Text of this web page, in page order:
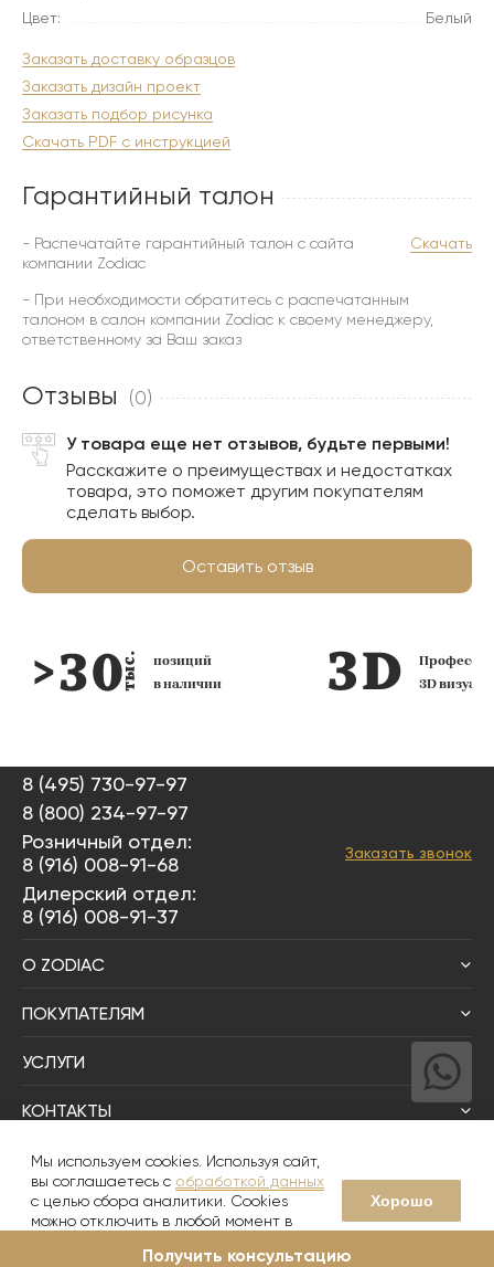
Цвет:
Белый
Заказать доставку образцов
Заказать дизайн проект
Заказать подбор рисунка
Скачать PDF с инструкцией
Гарантийный талон
- Распечатайте гарантийный талон с сайта
компании Zodiac
Скачать
- При необходимости обратитесь с распечатанным
талоном в салон компании Zodiac к своему менеджеру,
ответственному за Ваш заказ
Отзывы (0)
У товара еще нет отзывов, будьте первыми!
Расскажите о преимуществах и недостатках
товара, это поможет другим покупателям
сделать выбор.
Оставить отзыв
позиций
в наличии
3D
8 (495) 730-97-97
8 (800) 234-97-97
Розничный отдел:
8 (916) 008-91-68
Дилерский отдел:
8 (916) 008-91-37
Заказать звонок
О ZODIAC
ПОКУПАТЕЛЯМ
УСЛУГИ
КОНТАКТЫ
Написать директору
© 2008-2026 Zodiac Интерьер&Керамика
Мы используем cookies. Используя сайт,
вы соглашаетесь с обработкой данных
с целью сбора аналитики. Cookies
можно отключить в любой момент в
Хорошо
Получить консультацию